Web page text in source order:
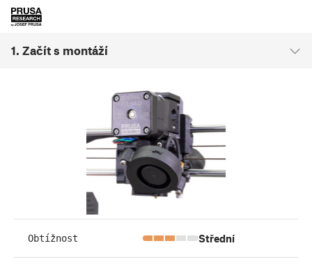
1. Začít s montáží
Obtížnost Střední